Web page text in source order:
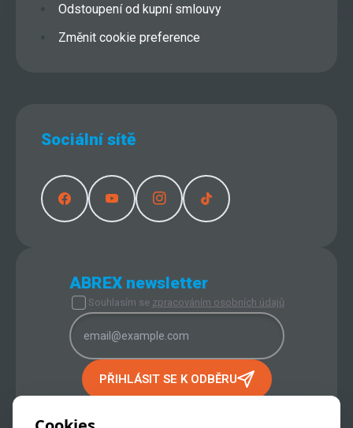
Odstoupení od kupní smlouvy
Změnit cookie preference
Sociální sítě
ABREX newsletter
Souhlasím se zpracováním osobních údajů
PŘIHLÁSIT SE K ODBĚRU